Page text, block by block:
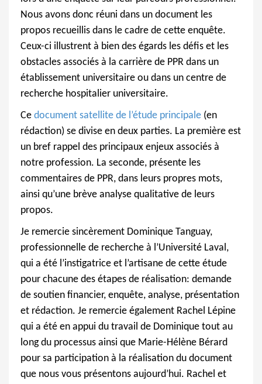
Nous avons donc réuni dans un document les
propos recueillis dans le cadre de cette enquête.
Ceux-ci illustrent à bien des égards les défis et les
obstacles associés à la carrière de PPR dans un
établissement universitaire ou dans un centre de
recherche hospitalier universitaire.
Ce document satellite de l’étude principale (en
rédaction) se divise en deux parties. La première est
un bref rappel des principaux enjeux associés à
notre profession. La seconde, présente les
commentaires de PPR, dans leurs propres mots,
ainsi qu’une brève analyse qualitative de leurs
propos.
Je remercie sincèrement Dominique Tanguay,
professionnelle de recherche à l’Université Laval,
qui a été l’instigatrice et l’artisane de cette étude
pour chacune des étapes de réalisation: demande
de soutien financier, enquête, analyse, présentation
et rédaction. Je remercie également Rachel Lépine
qui a été en appui du travail de Dominique tout au
long du processus ainsi que Marie-Hélène Bérard
pour sa participation à la réalisation du document
que nous vous présentons aujourd’hui. Rachel et